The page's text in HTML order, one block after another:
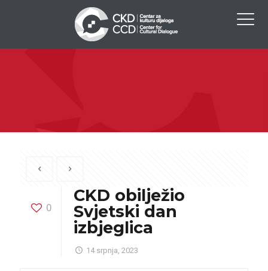
0
CKD obilježio
Svjetski dan
izbjeglica
14 srpnja, 2023